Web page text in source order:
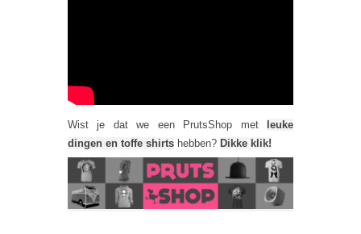
Wist je dat we een PrutsShop met leuke
dingen en toffe shirts hebben? Dikke klik!